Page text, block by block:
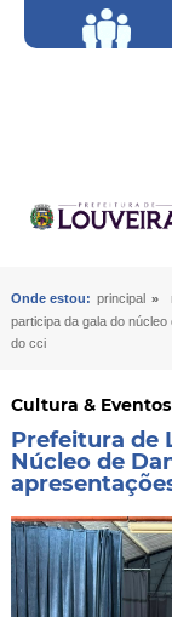
Onde estou: principal »
participa da gala do
do cci
Cultura & Eventos
Prefeitura de
Núcleo de